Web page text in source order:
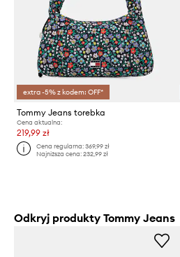
extra -5% z kodem: OFF*
Tommy Jeans torebka
Cena aktualna:
219,99 zł
Cena regularna:369,99 zł
Najniższa cena:232,99 zł
Odkryj produkty Tommy Jeans